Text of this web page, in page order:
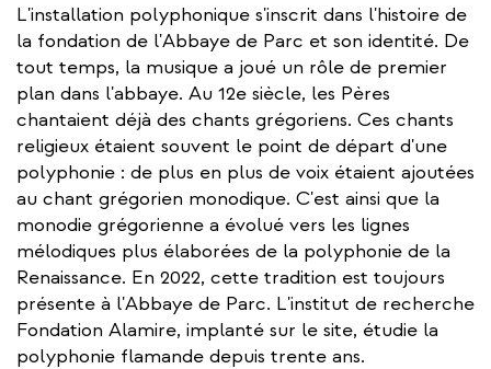
L'installation polyphonique s'inscrit dans l'histoire de
la fondation de l'Abbaye de Parc et son identité. De
tout temps, la musique a joué un rôle de premier
plan dans l'abbaye. Au 12e siècle, les Pères
chantaient déjà des chants grégoriens. Ces chants
religieux étaient souvent le point de départ d'une
polyphonie : de plus en plus de voix étaient ajoutées
au chant grégorien monodique. C'est ainsi que la
monodie grégorienne a évolué vers les lignes
mélodiques plus élaborées de la polyphonie de la
Renaissance. En 2022, cette tradition est toujours
présente à l'Abbaye de Parc. L'institut de recherche
Fondation Alamire, implanté sur le site, étudie la
polyphonie flamande depuis trente ans.